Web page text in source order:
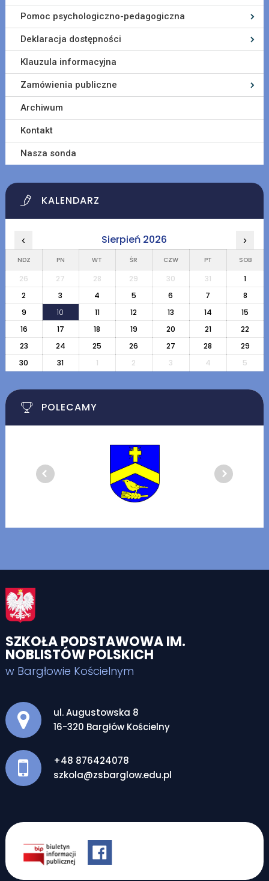
Pomoc psychologiczno-pedagogiczna
Deklaracja dostępności
Klauzula informacyjna
Zamówienia publiczne
Archiwum
Kontakt
Nasza sonda
KALENDARZ
‹ Sierpień 2026 ›
NDZ PN WT ŚR CZW PT SOB
26 27 28 29 30 31
1
2
3 4 5 6 7
8
9
10 11 12 13 14
15
16
17 18 19 20 21
22
23
24 25 26 27 28
29
30
31 1 2 3 4 5
POLECAMY
SZKOŁA PODSTAWOWA IM.
NOBLISTÓW POLSKICH
w Bargłowie Kościelnym
Adres pocztowy:
ul. Augustowska 8
16-320 Bargłów Kościelny
+48 876424078
szkola@zsbarglow.edu.pl